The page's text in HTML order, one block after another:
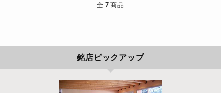
全 7 商品
銘店ピックアップ